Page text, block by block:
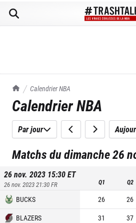
TrashTalk Actu NBA
Calendrier NBA
Calendrier NBA
Par jour
Matchs du dimanche 26
26 nov. 2023 15:30ET
26 nov. 2023 21:30FR Q1 Q2
BUCKS 26 26
BLAZERS
31 37